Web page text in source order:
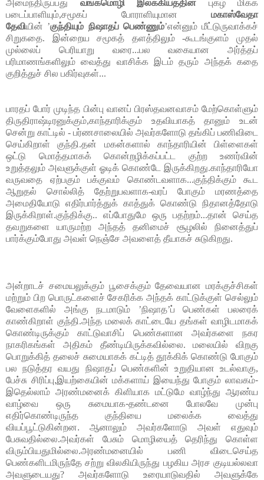
அமைந்திருப்பது வங்கமொழி இலக்கியத்தின் புகழ் மிக்க
படைப்பாளியும்,சமூகப் போராளியுமான மகாஸ்வேதா
தேவியின் ’குந்தியும் நிஷாதப் பெண்ணும்’என்னும் மீட்டுருவாக்கச்
சிறுகதை. இன்றைய சமூகத் தளத்திலும் -கூடங்குளம் முதல்
முல்லைப் பெரியாறு வரை...பல வகையான அர்த்தப்
பரிமாணங்களிலும் வைத்து வாசிக்க இடம் தரும் அந்தக் கதை
குறித்துச் சில பகிர்வுகள்...
பாரதப் போர் முடிந்த பின்பு வானப் பிரஸ்தவனவாசம் மேற்கொள்ளும்
திருதிராஷ்டிரனுக்கும்,காந்தாரிக்கும் உதவியாகத் தானும் உடன்
சென்று காட்டில் - பர்ணசாலையில் அவர்களோடு தங்கிப் பணிவிடை
செய்கிறாள் குந்தி.தன் மகன்களால் காந்தாரியின் பிள்ளைகள்
ஒட்டு மொத்தமாகக் கொன்றழிக்கப்பட்ட குற்ற உணர்வின்
உறுத்தலும் அவளுக்குள் ஓடிக் கொண்டே இருக்கிறது.காந்தாரியோ
வருவதை ஏற்பகும் பக்குவம் கொண்டவளாக...குந்திக்கும் கூட
ஆறுதல் சொல்லித் தேற்றுபவளாக-வரப் போகும் மரணத்தை
அமைதியோடு எதிர்பார்த்துக் காத்துக் கொண்டு நிதானத்தோடு
இருக்கிறாள்.குந்திக்கு.. எப்போதுமே ஒரு பதற்றம்...தான் செய்த
தவறுகளை யாருமற்ற அந்தத் தனிமைச் சூழலில் நினைத்துப்
பார்க்கும்போது அவள் நெஞ்சே அவளைத் தீயாகச் சுடுகிறது.
அன்றாடச் சமையலுக்கும் பூசைக்கும் தேவையான மரக்குச்சிகள்
மற்றும் பிற பொருட்களைச் சேகரிக்க அந்தக் காட்டுக்குள் செல்லும்
வேளைகளில் அங்கு நடமாடும் ’நிஷாத’ப் பெண்கள் பலரைக்
காண்கிறாள் குந்தி.அந்த மலைக் காட்டையே தங்கள் வாழிடமாகக்
கொண்டிருக்கும் காட்டுவாசிப் பெண்களான அவர்களை நகர
நாகரிகங்கள் அதிகம் தீண்டியிருக்கவில்லை. மலையில் விறகு
பொறுக்கித் தலைச் சுமையாகக் கட்டித் தூக்கிக் கொண்டு போகும்
பல நடுத்தர வயது நிஷாதப் பெண்களின் உறுதியான உடல்வாகு,
பேச்சு சிரிப்பு,இயற்கையின் மக்களாய் இயைந்து போகும் லாவகம்-
இதெல்லாம் அரண்மனைக் கிளியாக மட்டுமே வாழ்ந்து ஆரண்ய
வாழ்வை
ஒரு சுமையாக-தண்டனை போலவே
முன்பு
எதிர்கொண்டிருந்த
குந்தியை
வியப்பூட்டுகின்றன. ஆனாலும் அவர்களோடு அவள் எதுவும்
பேசுவதில்லை.அவர்கள் பேசும் மொழியைத் தெரிந்து கொள்ள
விரும்பியதுமில்லை.அரண்மனையில் பணி விடைசெய்த
பெண்களிடமிருந்தே சற்று விலகியிருந்து பழகிய அரச குடியல்லவா
அவளுடையது? அவர்களோடு உரையாடுவதில் அவளுக்கே